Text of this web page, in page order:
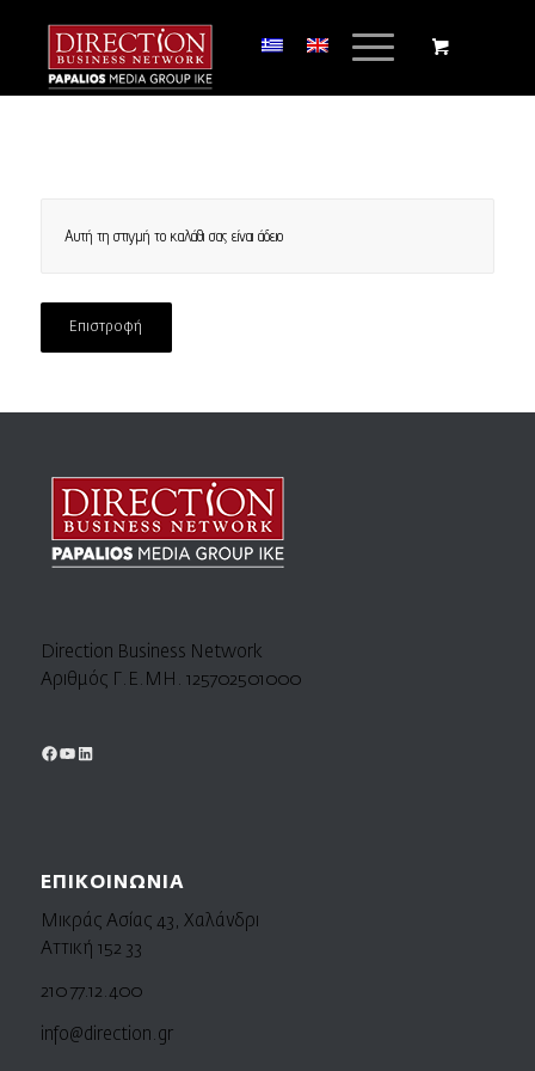
Αυτή τη στιγμή το καλάθι σας είναι άδειο
Επιστροφή
Direction Business Network
Αριθμός Γ.Ε.ΜΗ. 125702501000
ΕΠΙΚΟΙΝΩΝΙΑ
Μικράς Ασίας 43, Χαλάνδρι
Αττική 152 33
210 77.12.400
info@direction.gr